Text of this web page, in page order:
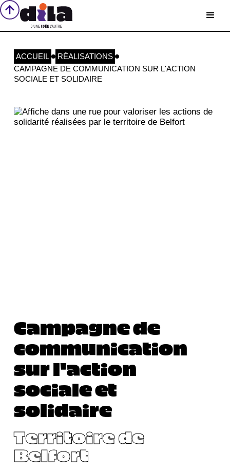
ACCUEIL
RÉALISATIONS
CAMPAGNE DE COMMUNICATION SUR L'ACTION
SOCIALE ET SOLIDAIRE
Campagne de
communication
sur l'action
sociale et
solidaire
Territoire de
Belfort